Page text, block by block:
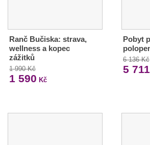
Ranč Bučiska: strava,
wellness a kopec
zážitků
1 990 Kč
1 590 Kč
Pobyt
6 136 Kč
5 711